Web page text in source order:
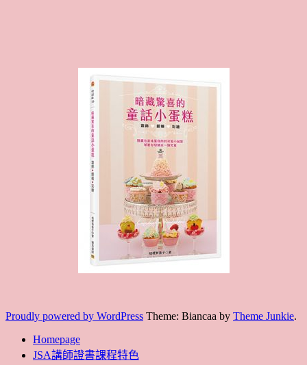
Proudly powered by WordPress Theme: Biancaa by Theme Junkie.
Homepage
JSA講師證書課程特色